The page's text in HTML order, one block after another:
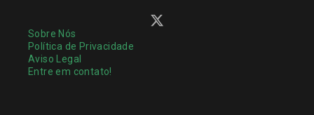
Sobre Nós
Política de Privacidade
Aviso Legal
Entre em contato!